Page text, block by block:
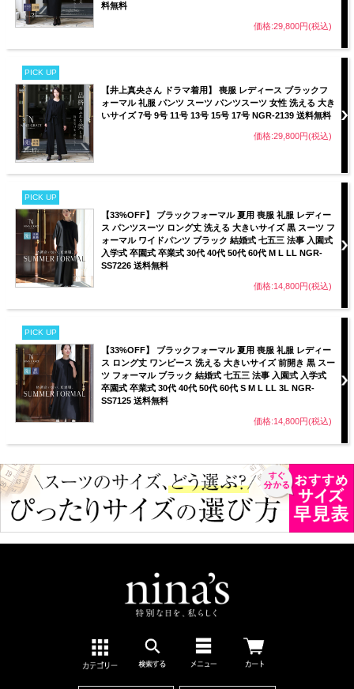
料無料
価格:29,800円(税込)
PICK UP
【井上真央さん ドラマ着用】 喪服 レディース ブラックフ
ォーマル 礼服 パンツ スーツ パンツスーツ 女性 洗える 大き
いサイズ 7号 9号 11号 13号 15号 17号 NGR-2139 送料無料
価格:29,800円(税込)
PICK UP
【33%OFF】 ブラックフォーマル 夏用 喪服 礼服 レディー
ス パンツスーツ ロング丈 洗える 大きいサイズ 黒 スーツ フ
ォーマル ワイドパンツ ブラック 結婚式 七五三 法事 入園式
入学式 卒園式 卒業式 30代 40代 50代 60代 M L LL NGR-
SS7226 送料無料
価格:14,800円(税込)
PICK UP
【33%OFF】 ブラックフォーマル 夏用 喪服 礼服 レディー
ス ロング丈 ワンピース 洗える 大きいサイズ 前開き 黒 スー
ツ フォーマル ブラック 結婚式 七五三 法事 入園式 入学式
卒園式 卒業式 30代 40代 50代 60代 S M L LL 3L NGR-
SS7125 送料無料
価格:14,800円(税込)